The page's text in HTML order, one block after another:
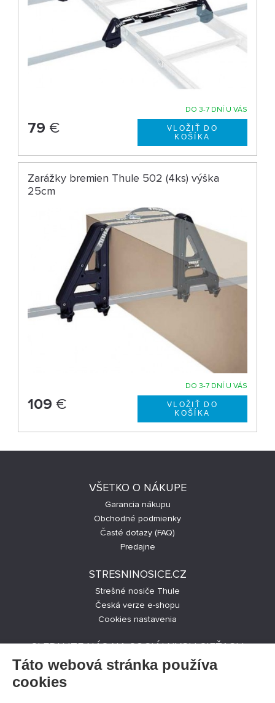
DO 3-7 DNÍ U VÁS
79 €
Zarážky bremien Thule 502 (4ks) výška
25cm
DO 3-7 DNÍ U VÁS
109 €
VŠETKO O NÁKUPE
Garancia nákupu
Obchodné podmienky
Časté dotazy (FAQ)
Predajne
STRESNINOSICE.CZ
Strešné nosiče Thule
Česká verze e-shopu
Cookies nastavenia
SLEDUJTE NÁS NA SOCIÁLNYCH SIEŤACH
Táto webová stránka používa
cookies